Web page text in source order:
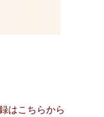
はこちらから